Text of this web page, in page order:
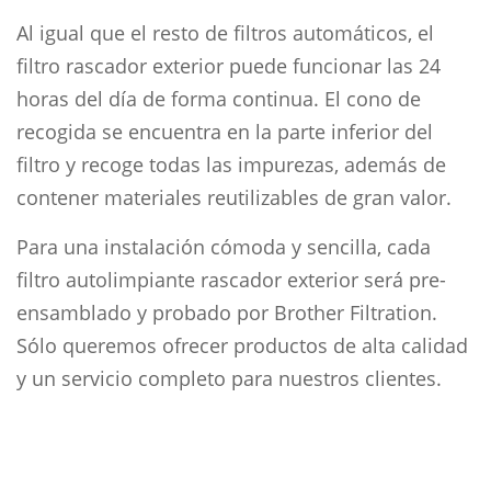
Al igual que el resto de filtros automáticos, el
filtro rascador exterior puede funcionar las 24
horas del día de forma continua. El cono de
recogida se encuentra en la parte inferior del
filtro y recoge todas las impurezas, además de
contener materiales reutilizables de gran valor.
Para una instalación cómoda y sencilla, cada
filtro autolimpiante rascador exterior será pre-
ensamblado y probado por Brother Filtration.
Sólo queremos ofrecer productos de alta calidad
y un servicio completo para nuestros clientes.